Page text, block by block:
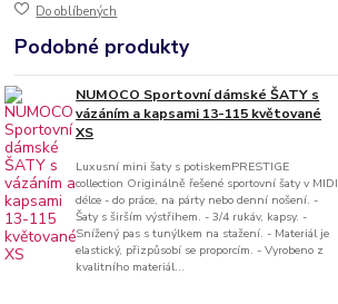
Do oblíbených
Podobné produkty
NUMOCO Sportovní dámské ŠATY s
vázáním a kapsami 13-115 květované
XS
Luxusní mini šaty s potiskemPRESTIGE
collection Originálně řešené sportovní šaty v MIDI
délce - do práce, na párty nebo denní nošení. -
Šaty s širším výstřihem. - 3/4 rukáv, kapsy. -
Snížený pas s tunýlkem na stažení. - Materiál je
elastický, přizpůsobí se proporcím. - Vyrobeno z
kvalitního materiál...